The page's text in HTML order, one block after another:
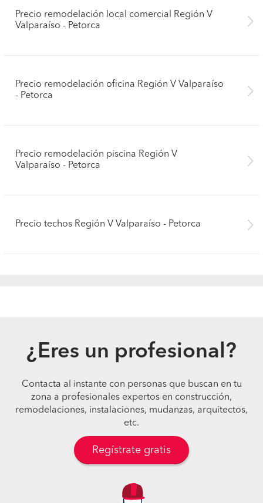
Precio remodelación local comercial Región V
Valparaíso - Petorca
Precio remodelación oficina Región V Valparaíso
- Petorca
Precio remodelación piscina Región V
Valparaíso - Petorca
Precio techos Región V Valparaíso - Petorca
¿Eres un profesional?
Contacta al instante con personas que buscan en tu
zona a profesionales expertos en construcción,
remodelaciones, instalaciones, mudanzas, arquitectos,
etc.
Regístrate gratis